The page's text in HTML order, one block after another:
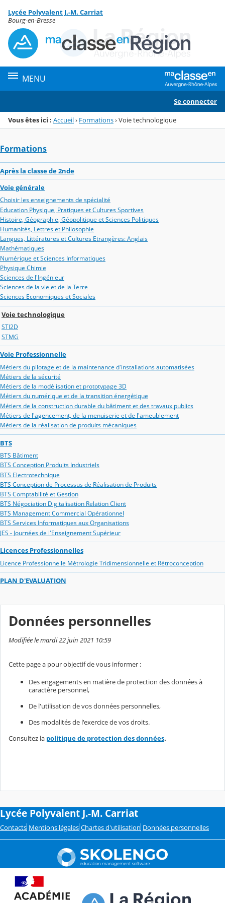
Menu de la rubrique
Contenu
Lycée Polyvalent J.-M. Carriat
Bourg-en-Bresse
MENU
Se connecter
Vous êtes ici : Accueil› Formations›Voie technologique
Formations
Après la classe de 2nde
Voie générale
Choisir les enseignements de spécialité
Education Physique, Pratiques et Cultures Sportives
Histoire, Géographie, Géopolitique et Sciences Politiques
Humanités, Lettres et Philosophie
Langues, Littératures et Cultures Etrangères: Anglais
Mathématiques
Numérique et Sciences Informatiques
Physique Chimie
Sciences de l'Ingénieur
Sciences de la vie et de la Terre
Sciences Economiques et Sociales
Voie technologique
STI2D
STMG
Voie Professionnelle
Métiers du pilotage et de la maintenance d'installations automatisées
Métiers de la sécurité
Métiers de la modélisation et prototypage 3D
Métiers du numérique et de la transition énergétique
Métiers de la construction durable du bâtiment et des travaux publics
Métiers de l'agencement, de la menuiserie et de l'ameublement
Métiers de la réalisation de produits mécaniques
BTS
BTS Bâtiment
BTS Conception Produits Industriels
BTS Electrotechnique
BTS Conception de Processus de Réalisation de Produits
BTS Comptabilité et Gestion
BTS Négociation Digitalisation Relation Client
BTS Management Commercial Opérationnel
BTS Services Informatiques aux Organisations
JES - Journées de l'Enseignement Supérieur
Licences Professionnelles
Licence Professionnelle Métrologie Tridimensionnelle et Rétroconception
PLAN D'EVALUATION
Données personnelles
Modifiée le mardi 22 juin 2021 10:59
Cette page a pour objectif de vous informer :
Des engagements en matière de protection des données à
caractère personnel,
De l'utilisation de vos données personnelles,
Des modalités de l'exercice de vos droits.
Consultez la politique de protection des données.
Lycée Polyvalent J.-M. Carriat
Contacts Mentions légales Chartes d'utilisation Données personnelles